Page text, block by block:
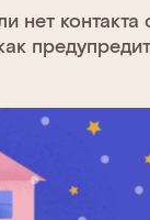
нет контакта